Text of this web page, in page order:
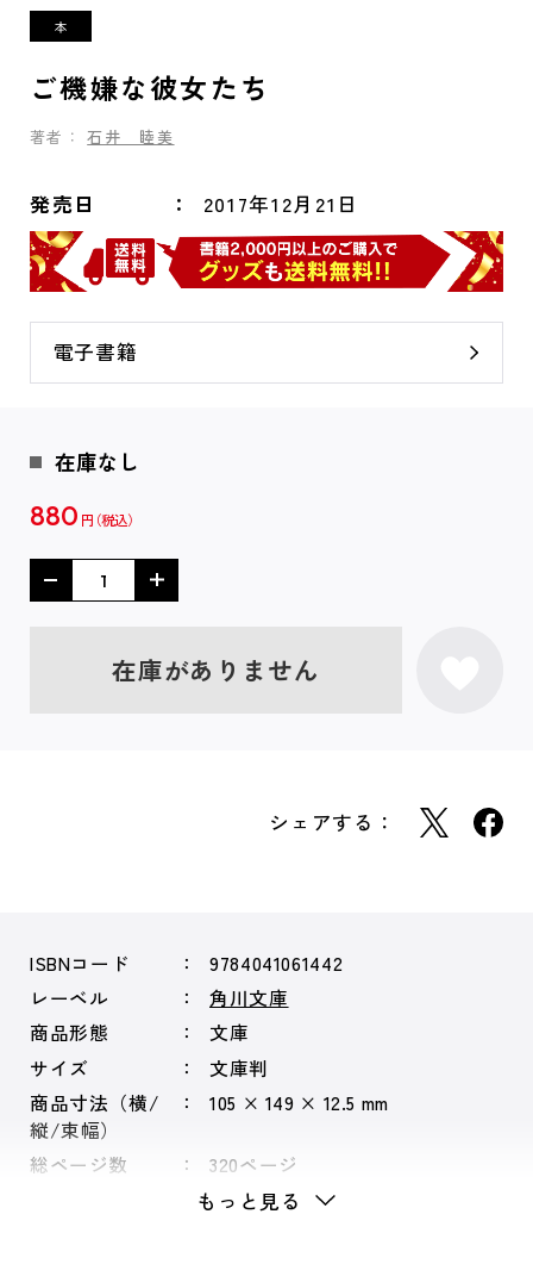
ご機嫌な彼女たち
著者： 石井 睦美
発売日 2017年12月21日
電子書籍
在庫なし
880 円
在庫がありません
シェアする：
ISBNコード
9784041061442
レーベル
角川文庫
商品形態
文庫
サイズ
文庫判
商品寸法（横/
縦/束幅）
105 × 149 × 12.5 mm
総ページ数 320ページ
もっと見る